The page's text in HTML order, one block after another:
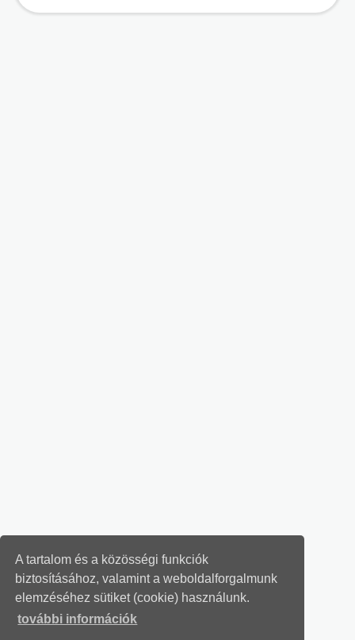
A tartalom és a közösségi funkciók
biztosításához, valamint a weboldalforgalmunk
elemzéséhez sütiket (cookie) használunk.
további információk